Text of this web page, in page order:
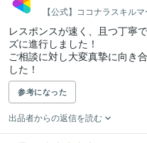
【公式】ココナラスキル
レスポンスが速く、且つ丁寧
ズに進行しました！
ご相談に対し大変真摯に向き
した！
参考になった
出品者からの返信を読む